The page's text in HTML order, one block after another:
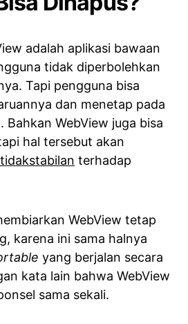
adalah aplikasi bawaan
tidak diperbolehkan
Tapi pengguna bisa
dan menetap pada
Bahkan WebView juga bisa
hal tersebut akan
terhadap
WebView tetap
karena ini sama halnya
yang berjalan secara
kata lain bahwa WebView
sama sekali.